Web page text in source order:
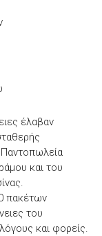
έλαβαν
και του
πακέτων
του
και φορείς.